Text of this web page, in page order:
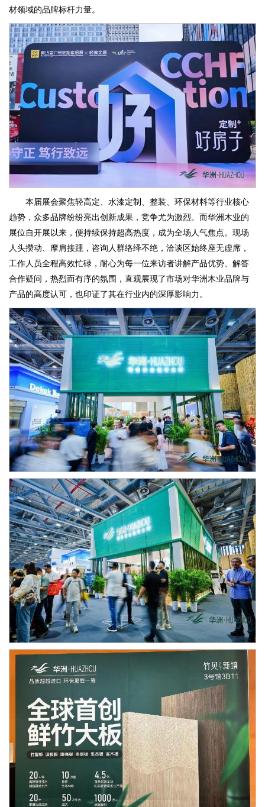
材领域的品牌标杆力量。
本届展会聚焦轻高定、水漆定制、整装、环保材料等行业核心
趋势，众多品牌纷纷亮出创新成果，竞争尤为激烈。而华洲木业的
展位自开展以来，便持续保持超高热度，成为全场人气焦点。现场
人头攒动、摩肩接踵，咨询人群络绎不绝，洽谈区始终座无虚席，
工作人员全程高效忙碌，耐心为每一位来访者讲解产品优势、解答
合作疑问，热烈而有序的氛围，直观展现了市场对华洲木业品牌与
产品的高度认可，也印证了其在行业内的深厚影响力。